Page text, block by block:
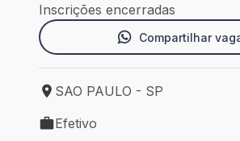
Inscrições encerradas
Compartilhar
Local de trabalho: SAO PAULO -
SAO PAULO - SP
Tipo de vaga: Efetivo
Efetivo